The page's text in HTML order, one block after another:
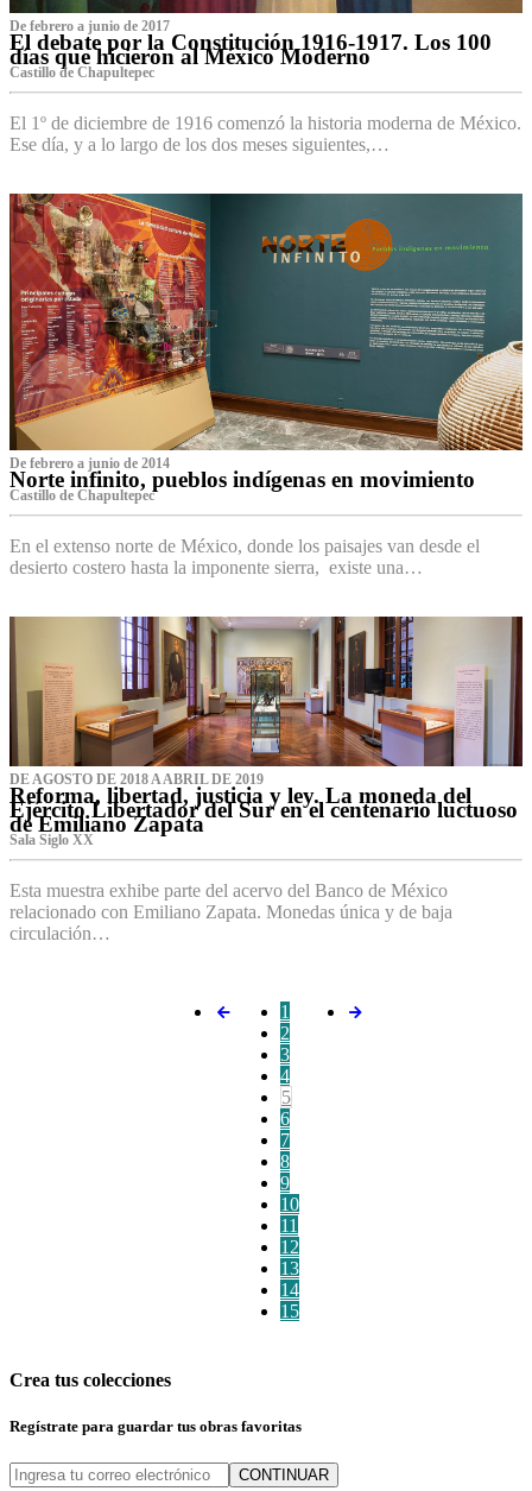
De febrero a junio de 2017
El debate por la Constitución 1916-1917. Los 100
días que hicieron al México Moderno
Castillo de Chapultepec
El 1º de diciembre de 1916 comenzó la historia moderna de México.
Ese día, y a lo largo de los dos meses siguientes,…
De febrero a junio de 2014
Norte infinito, pueblos indígenas en movimiento
Castillo de Chapultepec
En el extenso norte de México, donde los paisajes van desde el
desierto costero hasta la imponente sierra, existe una…
DE AGOSTO DE 2018 A ABRIL DE 2019
Reforma, libertad, justicia y ley. La moneda del
Ejército Libertador del Sur en el centenario luctuoso
de Emiliano Zapata
Sala Siglo XX
Esta muestra exhibe parte del acervo del Banco de México
relacionado con Emiliano Zapata. Monedas única y de baja
circulación…
1
2
3
4
5
6
7
8
9
10
11
12
13
14
15
Crea tus colecciones
Regístrate para guardar tus obras favoritas
CONTINUAR